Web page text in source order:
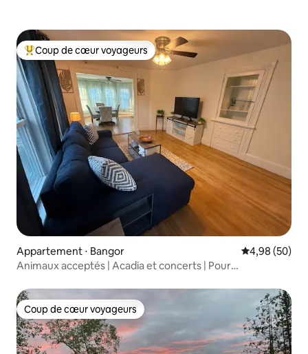
Coups de cœur voyageurs les plus appréciés
Coup de cœur voyageurs
Appartement ⋅ Bangor Évaluation
4,98 (50)
Animaux acceptés | Acadia et concerts | Pour
Coup de cœur voyageurs
Coup de cœur voyageurs